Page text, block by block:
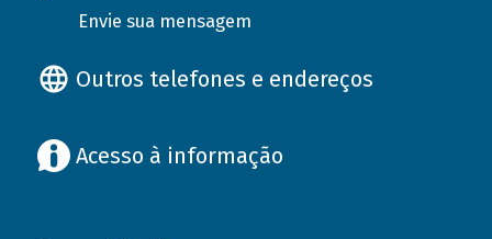
Envie sua mensagem
Outros telefones e endereços
Acesso à informação